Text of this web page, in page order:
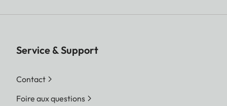
Service & Support
Contact
Foire aux questions